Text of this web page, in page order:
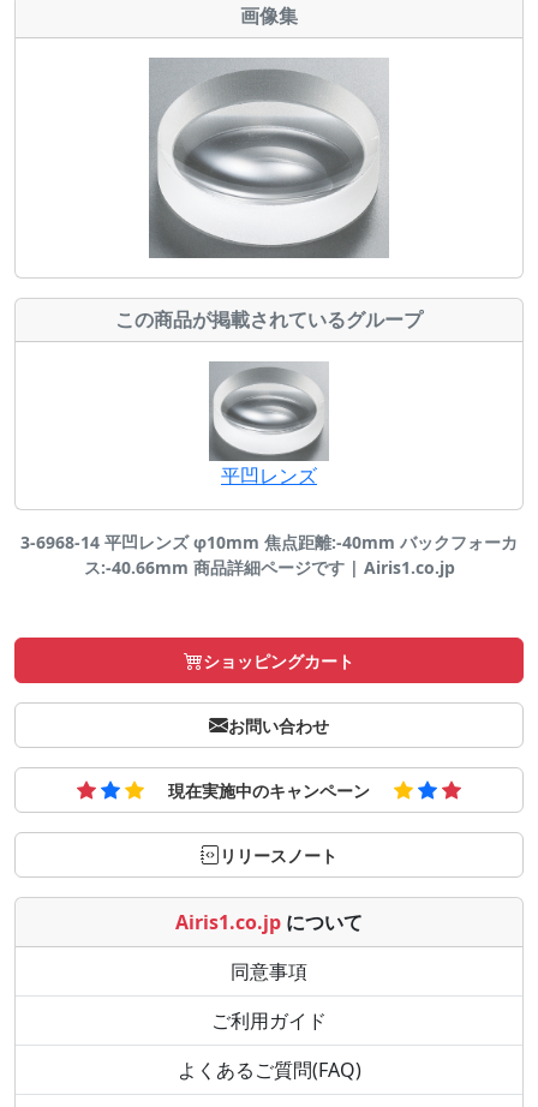
画像集
この商品が掲載されているグループ
平凹レンズ
3-6968-14 平凹レンズ φ10mm 焦点距離:-40mm バックフォーカ
ス:-40.66mm 商品詳細ページです | Airis1.co.jp
ショッピングカート
お問い合わせ
現在実施中のキャンペーン
リリースノート
Airis1.co.jp について
同意事項
ご利用ガイド
よくあるご質問(FAQ)